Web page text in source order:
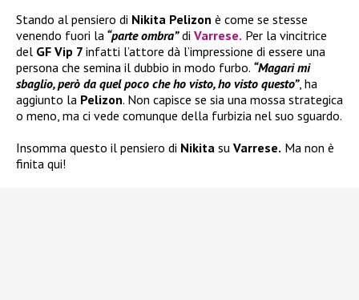
Stando al pensiero di Nikita Pelizon è come se stesse
venendo fuori la “parte ombra”di Varrese. Per la vincitrice
del GF Vip 7 infatti l’attore dà l’impressione di essere una
persona che semina il dubbio in modo furbo. “Magari mi
sbaglio, però da quel poco che ho visto, ho visto questo”, ha
aggiunto la Pelizon. Non capisce se sia una mossa strategica
o meno, ma ci vede comunque della furbizia nel suo sguardo.
Insomma questo il pensiero di Nikita su Varrese. Ma non è
finita qui!